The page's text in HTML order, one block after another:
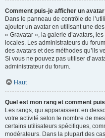
Comment puis-je afficher un
Dans le panneau de contrôle de
ajouter un avatar en utilisant une
« Gravatar », la galerie d’avatars,
locales. Les administrateurs du
des avatars et des méthodes qu’ils
Si vous ne pouvez pas utiliser
administrateur du forum.
Haut
Quel est mon rang et comment
Les rangs, qui apparaissent en
votre activité selon le nombre de
certains utilisateurs spécifiques,
modérateurs. Dans la plupart des